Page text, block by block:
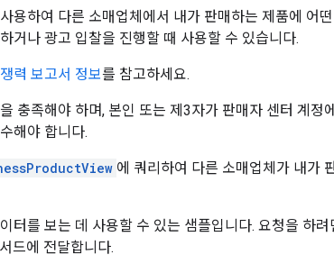
용하여 다른 소매업체에서 내가 판매하는 제품에 어
거나 광고 입찰을 진행할 때 사용할 수 있습니다.
력 보고서 정보를 참고하세요.
충족해야 하며, 본인 또는 제3자가 판매자 센터 계정
해야 합니다.
에 쿼리하여 다른 소매업체가 내가
터를 보는 데 사용할 수 있는 샘플입니다. 요청을 하
드에 전달합니다.